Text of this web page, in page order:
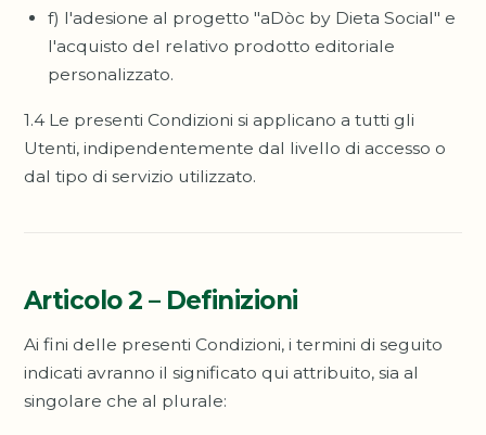
f) l'adesione al progetto "aDòc by Dieta Social" e
l'acquisto del relativo prodotto editoriale
personalizzato.
1.4 Le presenti Condizioni si applicano a tutti gli
Utenti, indipendentemente dal livello di accesso o
dal tipo di servizio utilizzato.
Articolo 2 – Definizioni
Ai fini delle presenti Condizioni, i termini di seguito
indicati avranno il significato qui attribuito, sia al
singolare che al plurale: